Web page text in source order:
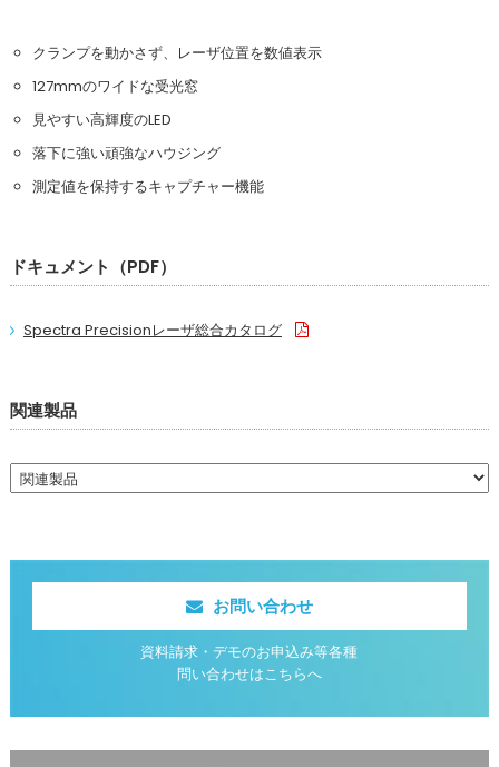
クランプを動かさず、レーザ位置を数値表示
127mmのワイドな受光窓
見やすい高輝度のLED
落下に強い頑強なハウジング
測定値を保持するキャプチャー機能
ドキュメント（PDF）
Spectra Precisionレーザ総合カタログ
関連製品
お問い合わせ
資料請求・デモのお申込み等各種
問い合わせはこちらへ